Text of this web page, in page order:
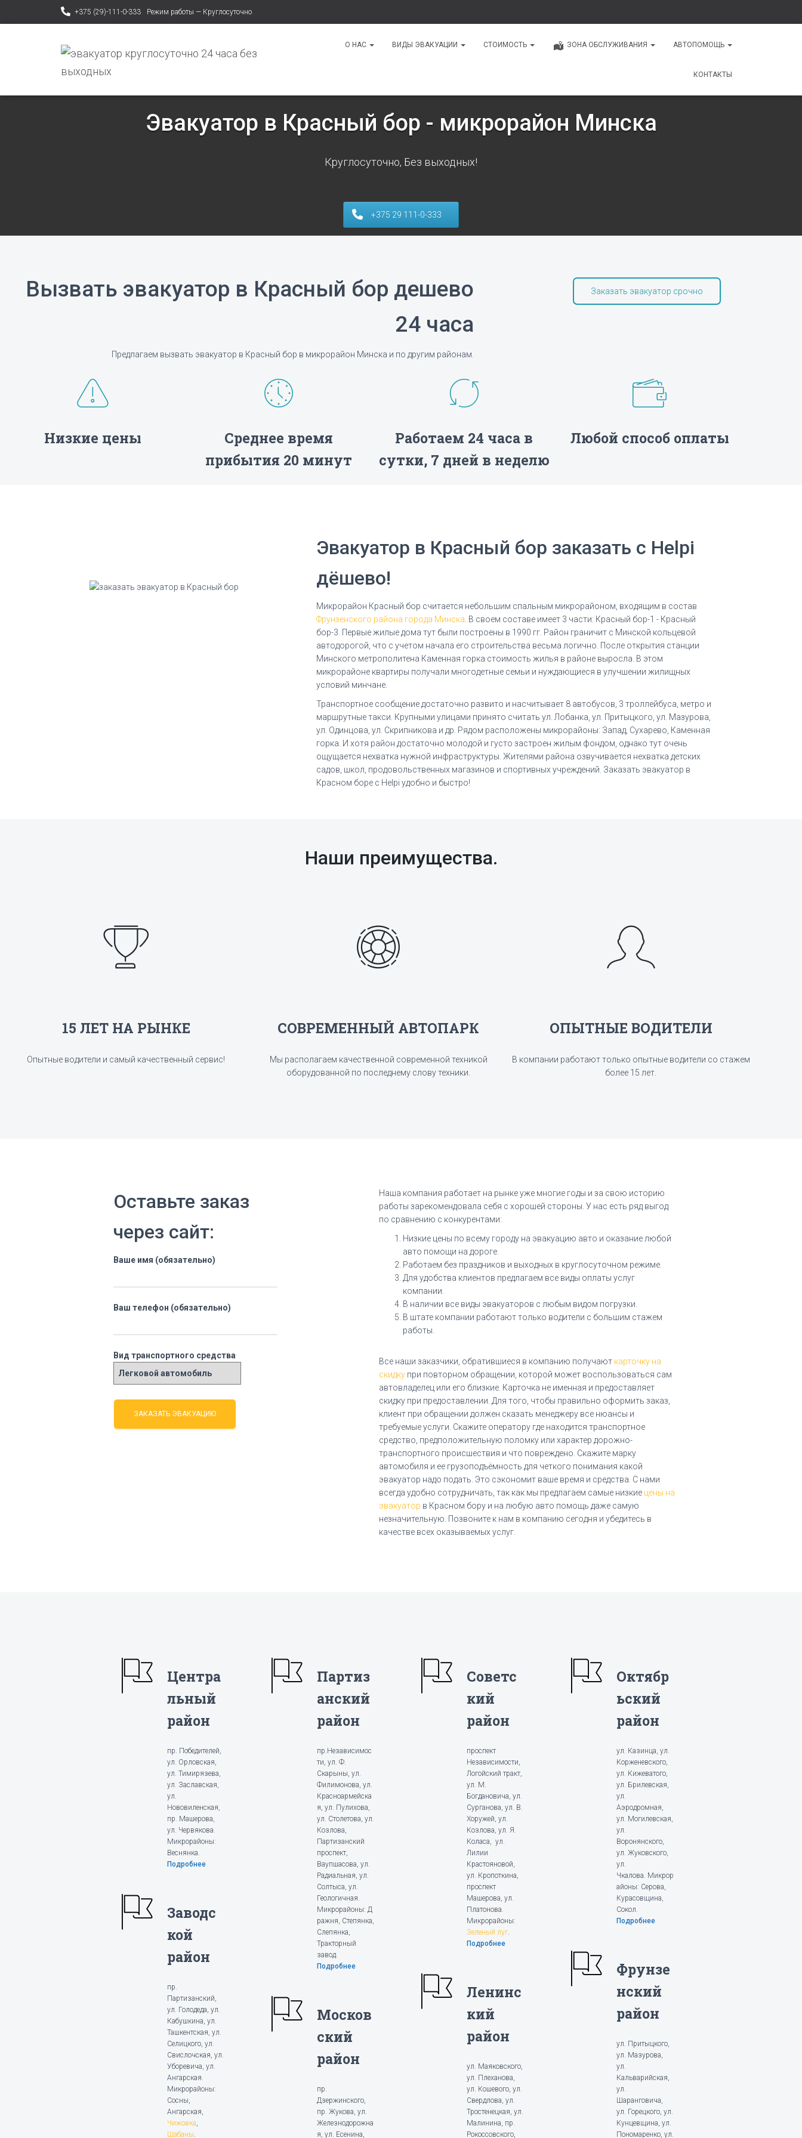
+375 (29)-111-0-333 Режим работы — Круглосуточно
О НАС ВИДЫ ЭВАКУАЦИИ СТОИМОСТЬ ЗОНА ОБСЛУЖИВАНИЯ АВТОПОМОЩЬ
КОНТАКТЫ
Эвакуатор в Красный бор - микрорайон Минска
Круглосуточно, Без выходных!
+375 29 111-0-333
Вызвать эвакуатор в Красный бор дешево
24 часа
Предлагаем вызвать эвакуатор в Красный бор в микрорайон Минска и по другим районам.
Заказать эвакуатор срочно
Низкие цены
Среднее время
прибытия 20 минут
Работаем 24 часа в
сутки, 7 дней в неделю
Любой способ оплаты
Эвакуатор в Красный бор заказать с Helpi
дёшево!
Микрорайон Красный бор считается небольшим спальным микрорайоном, входящим в состав
Фрунзенского района города Минска . В своем составе имеет 3 части: Красный бор-1 - Красный
бор-3. Первые жилые дома тут были построены в 1990 гг. Район граничит с Минской кольцевой
автодорогой, что с учетом начала его строительства весьма логично. После открытия станции
Минского метрополитена Каменная горка стоимость жилья в районе выросла. В этом
микрорайоне квартиры получали многодетные семьи и нуждающиеся в улучшении жилищных
условий минчане.
Транспортное сообщение достаточно развито и насчитывает 8 автобусов, 3 троллейбуса, метро и
маршрутные такси. Крупными улицами принято считать ул. Лобанка, ул. Притыцкого, ул. Мазурова,
ул. Одинцова, ул. Скрипникова и др. Рядом расположены микрорайоны: Запад, Сухарево, Каменная
горка. И хотя район достаточно молодой и густо застроен жилым фондом, однако тут очень
ощущается нехватка нужной инфраструктуры. Жителями района озвучивается нехватка детских
садов, школ, продовольственных магазинов и спортивных учреждений. Заказать эвакуатор в
Красном боре с Helpi удобно и быстро!
Наши преимущества.
15 ЛЕТ НА РЫНКЕ
Опытные водители и самый качественный сервис!
СОВРЕМЕННЫЙ АВТОПАРК
Мы располагаем качественной современной техникой
оборудованной по последнему слову техники.
ОПЫТНЫЕ ВОДИТЕЛИ
В компании работают только опытные водители со стажем
более 15 лет.
Оставьте заказ
через сайт:
Ваше имя (обязательно)
Ваш телефон (обязательно)
Вид транспортного средства
Наша компания работает на рынке уже многие годы и за свою историю
работы зарекомендовала себя с хорошей стороны. У нас есть ряд выгод
по сравнению с конкурентами:
Низкие цены по всему городу на эвакуацию авто и оказание любой
авто помощи на дороге.
Работаем без праздников и выходных в круглосуточном режиме.
Для удобства клиентов предлагаем все виды оплаты услуг
компании.
В наличии все виды эвакуаторов с любым видом погрузки.
В штате компании работают только водители с большим стажем
работы.
Все наши заказчики, обратившиеся в компанию получают карточку на
скидкупри повторном обращении, которой может воспользоваться сам
автовладелец или его близкие. Карточка не именная и предоставляет
скидку при предоставлении. Для того, чтобы правильно оформить заказ,
клиент при обращении должен сказать менеджеру все нюансы и
требуемые услуги. Скажите оператору где находится транспортное
средство, предположительную поломку или характер дорожно-
транспортного происшествия и что повреждено. Скажите марку
автомобиля и ее грузоподъёмность для четкого понимания какой
эвакуатор надо подать. Это сэкономит ваше время и средства. С нами
всегда удобно сотрудничать, так как мы предлагаем самые низкие цены на
эвакуатор в Красном бору и на любую авто помощь даже самую
незначительную. Позвоните к нам в компанию сегодня и убедитесь в
качестве всех оказываемых услуг.
Центра
льный
район
пр. Победителей,
ул. Орловская,
ул. Тимирязева,
ул. Заславская,
ул.
Нововиленская,
пр. Машерова,
ул. Червякова.
Микрорайоны:
Веснянка.
Подробнее
Заводс
кой
район
пр.
Партизанский,
ул. Голодеда, ул.
Кабушкина, ул.
Ташкентская, ул.
Селицкого, ул.
Свислочская, ул.
Уборевича, ул.
Ангарская.
Микрорайоны:
Сосны,
Ангарская,
Чижовка,
Шабаны.
Партиз
анский
район
пр.Независимос
ти, ул. Ф.
Скарыны, ул.
Филимонова, ул.
Красноармейска
я, ул. Пулихова,
ул. Столетова, ул.
Козлова,
Партизанский
проспект,
Ваупшасова, ул.
Радиальная, ул.
Солтыса, ул.
Геологичная.
Микрорайоны: Д
ражня, Степянка,
Слепянка,
Тракторный
завод.
Подробнее
Москов
ский
район
пр.
Дзержинского,
пр. Жукова, ул.
Железнодорожна
я, ул. Есенина,
Советс
кий
район
проспект
Независимости,
Логойский тракт,
ул. М.
Богдановича, ул.
Сурганова, ул. В.
Хоружей, ул.
Козлова, ул. Я.
Коласа, ул.
Лилии
Крастояновой,
ул. Кропоткина,
проспект
Машерова, ул.
Платонова.
Микрорайоны:
Зеленый луг.
Подробнее
Ленинс
кий
район
ул. Маяковского,
ул. Плеханова,
ул. Кошевого, ул.
Свердлова, ул.
Тростенецкая, ул.
Малинина, пр.
Рокоссовского,
Октябр
ьский
район
ул. Казинца, ул.
Корженевского,
ул. Кижеватого,
ул. Брилевская,
ул.
Аэродромная,
ул. Могилевская,
ул.
Воронянского,
ул. Жуковского,
ул.
Чкалова. Микрор
айоны: Серова,
Курасовщина,
Сокол.
Подробнее
Фрунзе
нский
район
ул. Притыцкого,
ул. Мазурова,
ул.
Кальварийская,
ул.
Шаранговича,
ул. Горецкого, ул.
Кунцевщина, ул.
Пономаренко, ул.